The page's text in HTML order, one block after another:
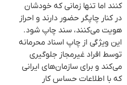
کنند اما تنها زمانی که خودشان
در کنار چاپگر حضور دارند و احراز
هویت می‌کنند، سند چاپ شود.
این ویژگی از چاپ اسناد محرمانه
توسط افراد غیرمجاز جلوگیری
می‌کند و برای سازمان‌های ایرانی
که با اطلاعات حساس کار